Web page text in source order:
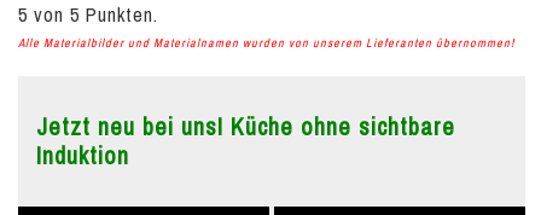
5 von 5 Punkten.
Alle Materialbilder und Materialnamen wurden von unserem Lieferanten übernommen!
Jetzt neu bei uns! Küche ohne sichtbare
Induktion